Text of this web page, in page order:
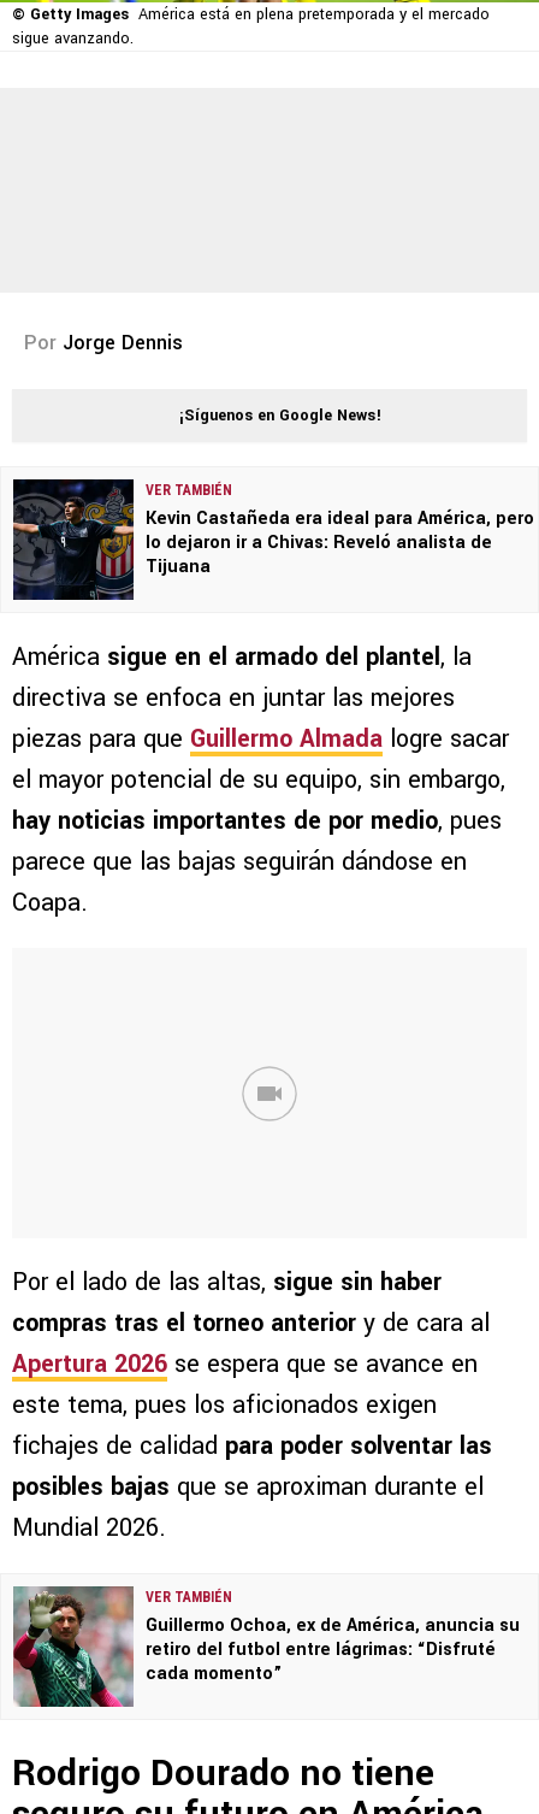
© Getty Images América está en plena pretemporada y el mercado
sigue avanzando.
Por Jorge Dennis
¡Síguenos en Google News!
VER TAMBIÉN
Kevin Castañeda era ideal para América, pero
lo dejaron ir a Chivas: Reveló analista de
Tijuana
América sigue en el armado del plantel, la
directiva se enfoca en juntar las mejores
piezas para que Guillermo Almada logre sacar
el mayor potencial de su equipo, sin embargo,
hay noticias importantes de por medio, pues
parece que las bajas seguirán dándose en
Coapa.
Por el lado de las altas, sigue sin haber
compras tras el torneo anterior y de cara al
Apertura 2026 se espera que se avance en
este tema, pues los aficionados exigen
fichajes de calidad para poder solventar las
posibles bajas que se aproximan durante el
Mundial 2026.
VER TAMBIÉN
Guillermo Ochoa, ex de América, anuncia su
retiro del futbol entre lágrimas: “Disfruté
cada momento”
Rodrigo Dourado no tiene